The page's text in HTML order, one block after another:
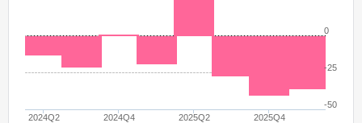
2024Q2 2024Q4 2025Q2 2025Q4
-50
-25
0